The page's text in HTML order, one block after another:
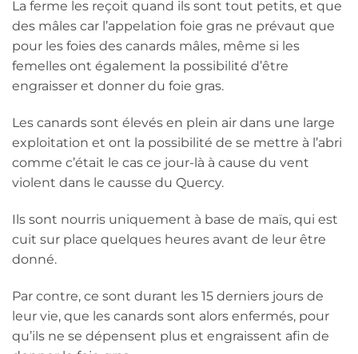
La ferme les reçoit quand ils sont tout petits, et que
des mâles car l’appelation foie gras ne prévaut que
pour les foies des canards mâles, même si les
femelles ont également la possibilité d’être
engraisser et donner du foie gras.
Les canards sont élevés en plein air dans une large
exploitation et ont la possibilité de se mettre à l’abri
comme c’était le cas ce jour-là à cause du vent
violent dans le causse du Quercy.
Ils sont nourris uniquement à base de maïs, qui est
cuit sur place quelques heures avant de leur être
donné.
Par contre, ce sont durant les 15 derniers jours de
leur vie, que les canards sont alors enfermés, pour
qu’ils ne se dépensent plus et engraissent afin de